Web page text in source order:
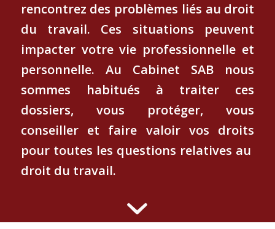
rencontrez des problèmes liés au droit
du travail. Ces situations peuvent
impacter votre vie professionnelle et
personnelle. Au Cabinet SAB nous
sommes habitués à traiter ces
dossiers, vous protéger, vous
conseiller et faire valoir vos droits
pour toutes les questions relatives au
droit du travail.